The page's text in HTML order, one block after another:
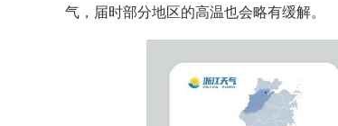
气，届时部分地区的高温也会略有缓解。